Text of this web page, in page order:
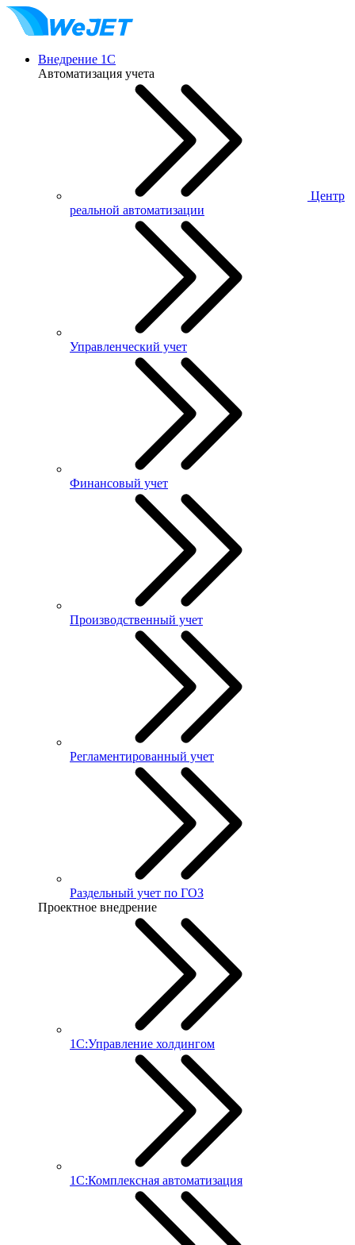
Внедрение 1С
Автоматизация учета
Центр
реальной автоматизации
Управленческий учет
Финансовый учет
Производственный учет
Регламентированный учет
Раздельный учет по ГОЗ
Проектное внедрение
1С:Управление холдингом
1С:Комплексная автоматизация